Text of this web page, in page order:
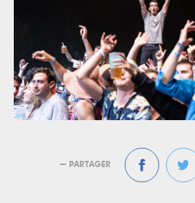
— PARTAGER